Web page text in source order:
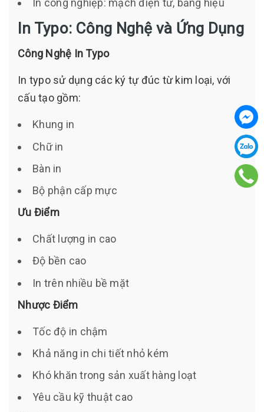
In công nghiệp: mạch điện tử, bảng hiệu
In Typo: Công Nghệ và Ứng Dụng
Công Nghệ In Typo
In typo sử dụng các ký tự đúc từ kim loại, với
cấu tạo gồm:
Khung in
Chữ in
Bàn in
Bộ phận cấp mực
Ưu Điểm
Chất lượng in cao
Độ bền cao
In trên nhiều bề mặt
Nhược Điểm
Tốc độ in chậm
Khả năng in chi tiết nhỏ kém
Khó khăn trong sản xuất hàng loạt
Yêu cầu kỹ thuật cao